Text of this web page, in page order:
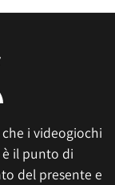
i videogiochi
il punto di
del presente e